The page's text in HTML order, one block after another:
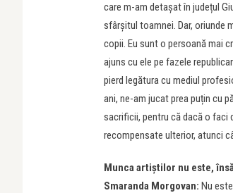
care m-am detașat în județul
sfârșitul toamnei. Dar, oriunde
copii. Eu sunt o persoană mai
ajuns cu ele pe fazele
pierd legătura cu mediul
ani, ne-am jucat prea puțin cu
sacrificii, pentru că dacă o faci
recompensate ulterior, atunci
Munca artiștilor nu este,
Smaranda Morgovan: Nu